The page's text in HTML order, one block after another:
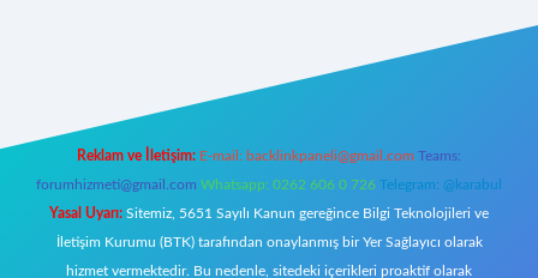
Reklam ve İletişim: E-mail: backlinkpaneli@gmail.com Teams:
forumhizmeti@gmail.com Whatsapp: 0262 606 0 726 Telegram: @karabul
Yasal Uyarı: Sitemiz, 5651 Sayılı Kanun gereğince Bilgi Teknolojileri ve
İletişim Kurumu (BTK) tarafından onaylanmış bir Yer Sağlayıcı olarak
hizmet vermektedir. Bu nedenle, sitedeki içerikleri proaktif olarak